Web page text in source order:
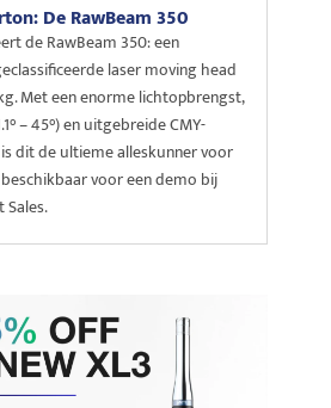
De RawBeam 350
de RawBeam 350: een
laser moving head
Met een enorme lichtopbrengst,
– 45°) en uitgebreide CMY-
dit de ultieme alleskunner voor
voor een demo bij